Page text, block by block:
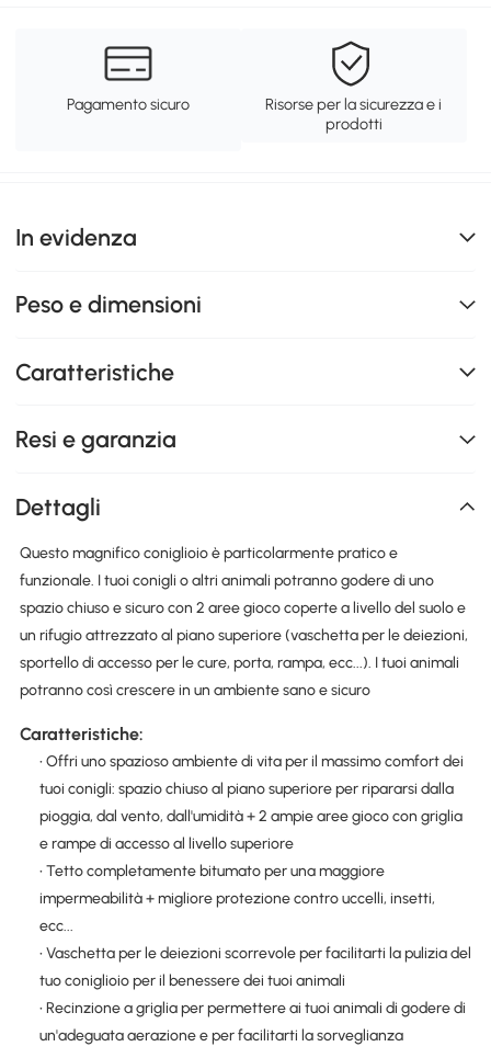
Pagamento sicuro
Risorse per la sicurezza e i
prodotti
In evidenza
Peso e dimensioni
Caratteristiche
Resi e garanzia
Dettagli
Questo magnifico coniglioio è particolarmente pratico e
funzionale. I tuoi conigli o altri animali potranno godere di uno
spazio chiuso e sicuro con 2 aree gioco coperte a livello del suolo e
un rifugio attrezzato al piano superiore (vaschetta per le deiezioni,
sportello di accesso per le cure, porta, rampa, ecc...). I tuoi animali
potranno così crescere in un ambiente sano e sicuro
Caratteristiche:
• Offri uno spazioso ambiente di vita per il massimo comfort dei
tuoi conigli: spazio chiuso al piano superiore per ripararsi dalla
pioggia, dal vento, dall'umidità + 2 ampie aree gioco con griglia
e rampe di accesso al livello superiore
• Tetto completamente bitumato per una maggiore
impermeabilità + migliore protezione contro uccelli, insetti,
ecc...
• Vaschetta per le deiezioni scorrevole per facilitarti la pulizia del
tuo coniglioio per il benessere dei tuoi animali
• Recinzione a griglia per permettere ai tuoi animali di godere di
un'adeguata aerazione e per facilitarti la sorveglianza